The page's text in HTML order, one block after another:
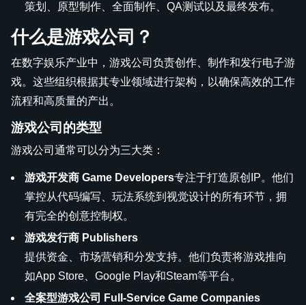
策划、原型制作、全面制作、QA测试以及最终发布。
什么是游戏公司？
在数字娱乐产业中，游戏公司负责创作、制作和发行电子游
戏。这些组织根据其专业领域进行架构，以确保高效的工作
流程和高质量的产出。
游戏公司的类型
游戏公司通常可以分为三大类：
游戏开发商 Game Developers专注于打造原创IP。他们
掌控从代码编写、玩法系统到视觉设计的所有环节，拥
有完全的创意控制权。
游戏发行商 Publishers
提供资金、市场营销和分发支持。他们负责将游戏推向
如App Store、Google Play和Steam等平台。
全案型游戏公司 Full-Service Game Companies